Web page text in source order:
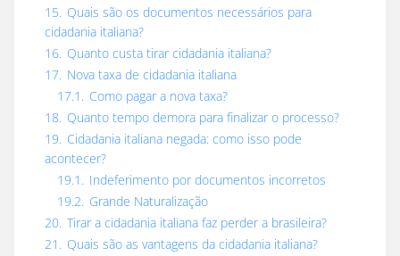
15. Quais são os documentos necessários para
cidadania italiana?
16. Quanto custa tirar cidadania italiana?
17. Nova taxa de cidadania italiana
17.1. Como pagar a nova taxa?
18. Quanto tempo demora para finalizar o processo?
19. Cidadania italiana negada: como isso pode
acontecer?
19.1. Indeferimento por documentos incorretos
19.2. Grande Naturalização
20. Tirar a cidadania italiana faz perder a brasileira?
21. Quais são as vantagens da cidadania italiana?